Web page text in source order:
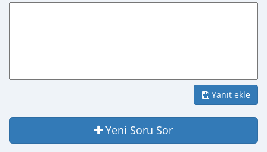
Yanıt ekle
Yeni Soru Sor